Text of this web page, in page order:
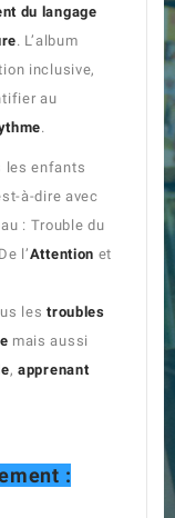
du langage
. L’album
inclusive,
au
.
les enfants
à-dire avec
: Trouble du
l’Attention et
lestroubles
mais aussi
,apprenant
: